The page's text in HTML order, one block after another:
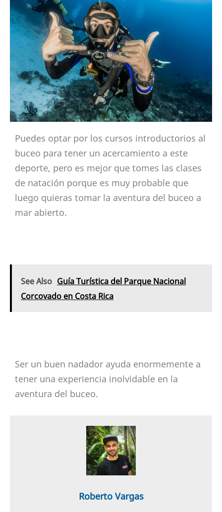
Puedes optar por los cursos introductorios al
buceo para tener un acercamiento a este
deporte, pero es mejor que tomes las clases
de natación porque es muy probable que
luego quieras tomar la aventura del buceo a
mar abierto.
See Also Guía Turística del Parque Nacional
Corcovado en Costa Rica
Ser un buen nadador ayuda enormemente a
tener una experiencia inolvidable en la
aventura del buceo.
Roberto Vargas